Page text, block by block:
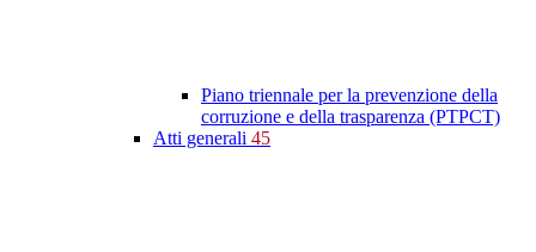
Piano triennale per la prevenzione della
corruzione e della trasparenza (PTPCT)
Atti generali 45